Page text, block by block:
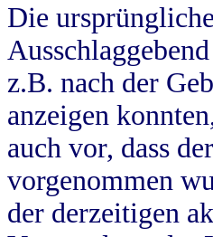
Die
z.B. nach der
anzeigen
auch vor, dass
vorgenommen
der derzeitigen